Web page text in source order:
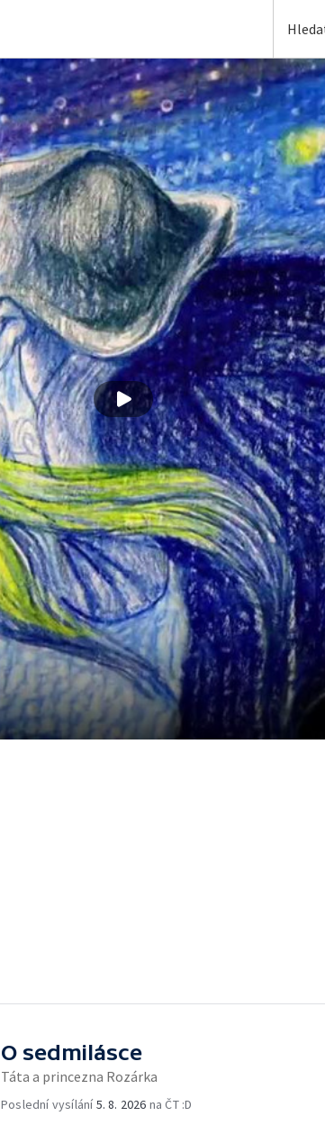
O sedmilásce
Táta a princezna Rozárka
Poslední vysílání5. 8. 2026 na ČT :D